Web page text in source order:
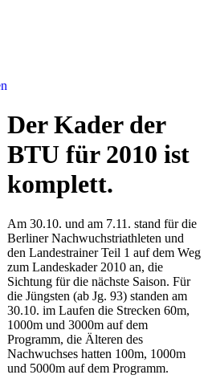
Der Kader der
BTU für 2010 ist
komplett.
Am 30.10. und am 7.11. stand für die
Berliner Nachwuchstriathleten und
den Landestrainer Teil 1 auf dem Weg
zum Landeskader 2010 an, die
Sichtung für die nächste Saison. Für
die Jüngsten (ab Jg. 93) standen am
30.10. im Laufen die Strecken 60m,
1000m und 3000m auf dem
Programm, die Älteren des
Nachwuchses hatten 100m, 1000m
und 5000m auf dem Programm.